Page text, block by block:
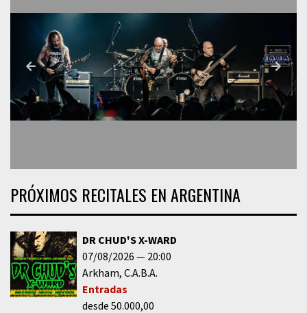
PRÓXIMOS RECITALES EN ARGENTINA
DR CHUD'S X-WARD
07/08/2026
20:00
Arkham C.A.B.A.
Entradas
desde 50.000,00